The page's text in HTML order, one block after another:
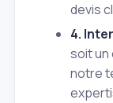
devis
4.
soit un
notre